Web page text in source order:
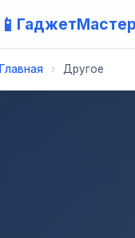
📱 ГаджетМастер
Главная › Другое